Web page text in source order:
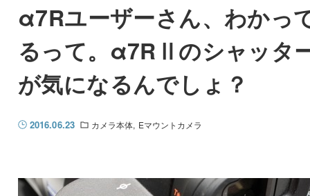
α7Rユーザーさん、わかっ
るって。α7RⅡのシャッタ
が気になるんでしょ？
2016.06.23 カメラ本体 Eマウントカメラ